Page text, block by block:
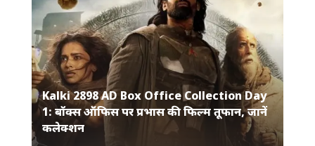
Kalki 2898 AD Box Office Collection Day
1: बॉक्स ऑफिस पर प्रभास की फिल्म तूफान, जानें
कलेक्शन